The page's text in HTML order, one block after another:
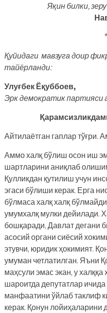
Яқин билки,
Қуйидаги мавзуга доир
тайёрланди:
Улуғбек Ёқуббоев,
Эрк демократик партияси
Айтилаётган гаплар тўғри.
Аммо халқ бўлиш осон иш
шартларини аниқлаб
Қулликдан қутилиш учун
эгаси бўлиши керак. Ерга
бўлмаса халқ халқ
умумхалқ мулки дейилади.
бошқаради, Давлат дегани
асосий органи сиёсий
этувчи, юридик ҳокимият.
умуман четлатилган. Яъни
маҳсули эмас экан, у
шароитда депутатлар ичида
манфаатини ўйлаб таклиф
керак. Қонун лойиҳаларини